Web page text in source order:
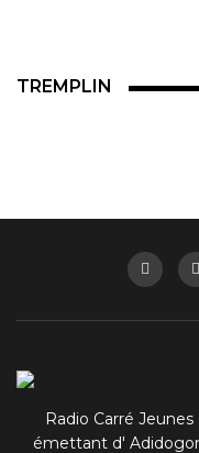
TREMPLIN
Radio Carré
émettant d'